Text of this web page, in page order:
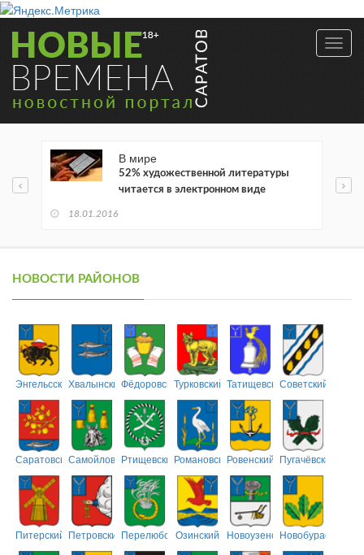
В мире
52% художественной литературы
читается в электронном виде
18.01.2016
НОВОСТИ РАЙОНОВ
ЭнгельсскийХвалынскийФёдоровскийТурковский ТатищевскийСоветский
СаратовскийСамойловскийРтищевскийРомановскийРовенский Пугачёвский
Питерский ПетровскийПерелюбскийОзинский НовоузенскийНовобурасский